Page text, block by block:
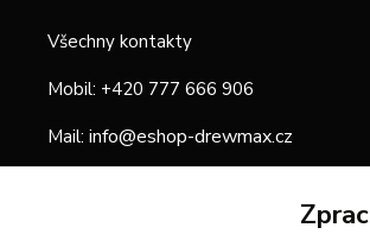
Všechny kontakty
Mobil: +420 777 666 906
Mail: info@eshop-drewmax.cz